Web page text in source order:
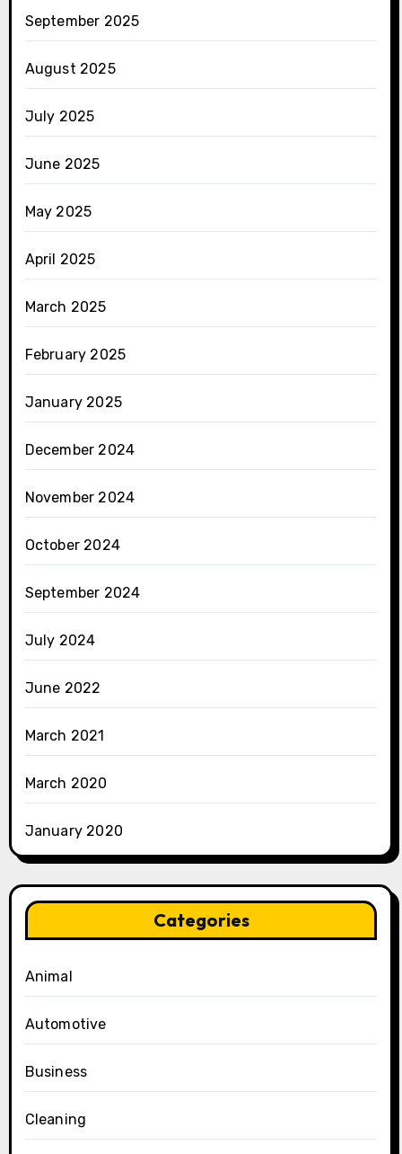
September 2025
August 2025
July 2025
June 2025
May 2025
April 2025
March 2025
February 2025
January 2025
December 2024
November 2024
October 2024
September 2024
July 2024
June 2022
March 2021
March 2020
January 2020
Categories
Animal
Automotive
Business
Cleaning